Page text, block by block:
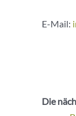
E-Mail:
Die